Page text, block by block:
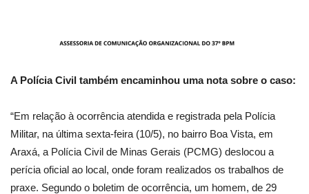
A Polícia Civil também encaminhou uma nota sobre o caso:
“Em relação à ocorrência atendida e registrada pela Polícia
Militar, na última sexta-feira (10/5), no bairro Boa Vista, em
Araxá, a Polícia Civil de Minas Gerais (PCMG) deslocou a
perícia oficial ao local, onde foram realizados os trabalhos de
praxe. Segundo o boletim de ocorrência, um homem, de 29